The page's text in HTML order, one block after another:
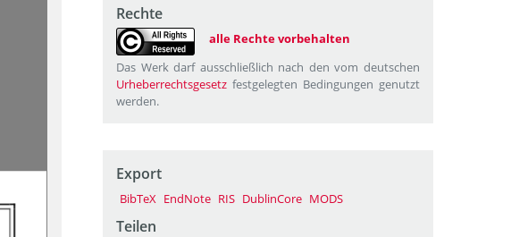
Rechte
alle Rechte vorbehalten
Das Werk darf ausschließlich nach den vom deutschen
Urheberrechtsgesetz festgelegten Bedingungen genutzt
werden.
Export
BibTeX EndNote RIS DublinCore MODS
Teilen